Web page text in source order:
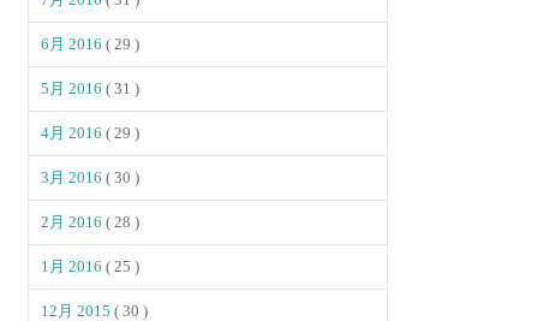
6月 2016( 29 )
5月 2016( 31 )
4月 2016( 29 )
3月 2016( 30 )
2月 2016( 28 )
1月 2016( 25 )
12月 2015( 30 )